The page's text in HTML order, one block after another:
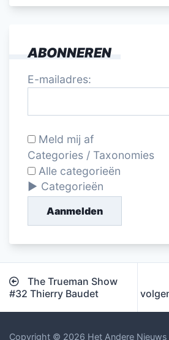
ABONNEREN
E-mailadres:
Meld mij af
Categories / Taxonomies
Alle categorieën
Categorieën
Aanmelden
Bericht
navigatie
The Trueman Show
#32 Thierry Baudet
Copyright © 2026 Het Andere Nieuws